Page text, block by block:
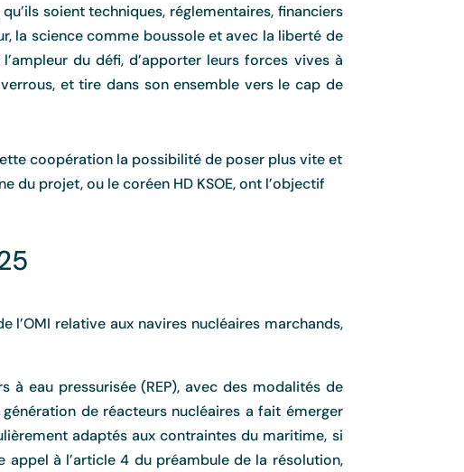
soient techniques, réglementaires, financiers
la science comme boussole et avec la liberté de
du défi, d’apporter leurs forces vives à
et tire dans son ensemble vers le cap de
coopération la possibilité de poser plus vite et
du projet, ou le coréen HD KSOE, ont l’objectif
l’OMI relative aux navires nucléaires marchands,
eau pressurisée (REP), avec des modalités de
de réacteurs nucléaires a fait émerger
adaptés aux contraintes du maritime, si
à l’article 4 du préambule de la résolution,